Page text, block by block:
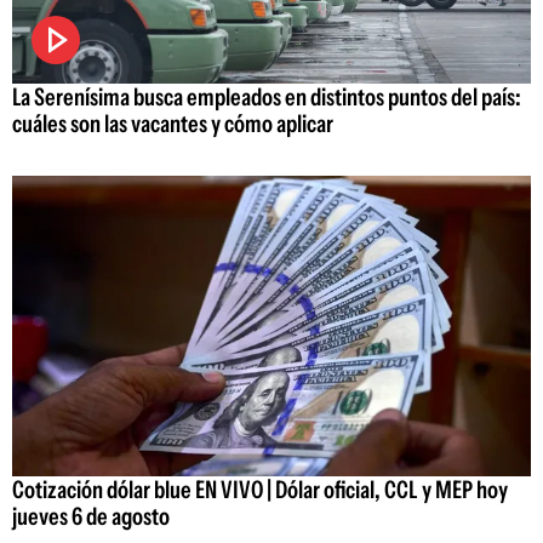
La Serenísima busca empleados en distintos puntos del país:
cuáles son las vacantes y cómo aplicar
Cotización dólar blue EN VIVO | Dólar oficial, CCL y MEP hoy
jueves 6 de agosto